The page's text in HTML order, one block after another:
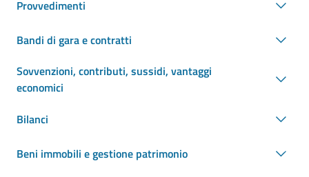
Provvedimenti
Bandi di gara e contratti
Sovvenzioni, contributi, sussidi, vantaggi
economici
Bilanci
Beni immobili e gestione patrimonio